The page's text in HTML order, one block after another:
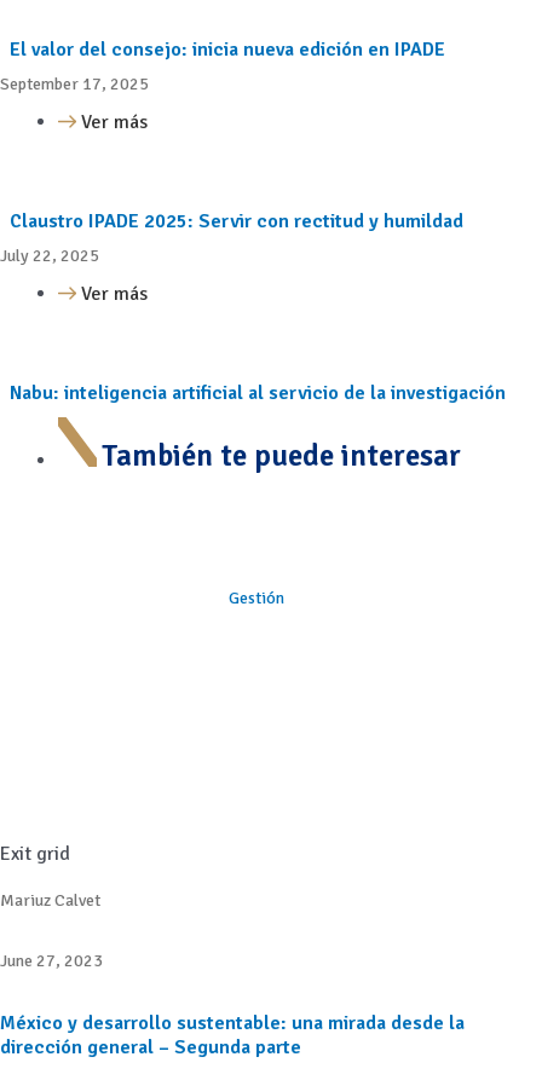
El valor del consejo: inicia nueva edición en IPADE
September 17, 2025
Ver más
Claustro IPADE 2025: Servir con rectitud y humildad
July 22, 2025
Ver más
Nabu: inteligencia artificial al servicio de la investigación
También te puede interesar
Gestión
Exit grid
Mariuz Calvet
June 27, 2023
México y desarrollo sustentable: una mirada desde la
dirección general – Segunda parte